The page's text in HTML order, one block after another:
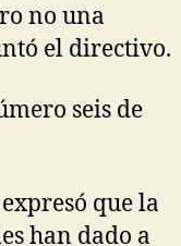
no una
el directivo.
seis de
que la
han dado a